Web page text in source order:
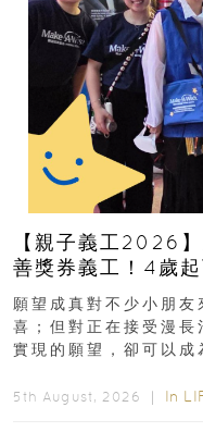
【親子義工2026
善獎券義工！4歲
新界
願望成真對不少小朋
喜；但對正在接受漫
實現的願望，卻可以
5th August, 2026 ｜ In